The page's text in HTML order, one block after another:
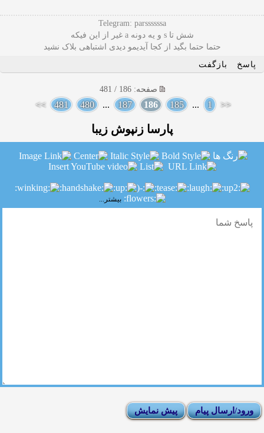
Telegram: parssssssa
شش تا s و یه دونه a غیر از این فیکه
حتما حتما بگید از کجا آیدیمو دیدی اشتباهی بلاک نشید
پاسخ
بازگفت
صفحه: 186 / 481
<<
1
...
185
186
187
...
480
481
>>
پارسا زنپوش زیبا
بیشتر...